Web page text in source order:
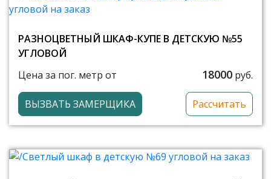
РАЗНОЦВЕТНЫЙ ШКАФ-КУПЕ В ДЕТСКУЮ №55
УГЛОВОЙ
Цена за пог. метр от
18000 руб.
ВЫЗВАТЬ ЗАМЕРЩИКА Рассчитать